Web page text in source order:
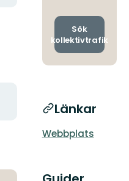
och
Sök
kollektivtrafik
Länkar
Webbplats